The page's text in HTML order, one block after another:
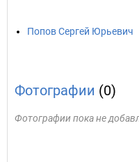
Попов Сергей Юрьевич
Фотографии (0)
Фотографии пока не